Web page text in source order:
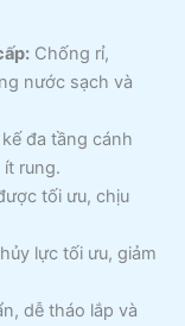
Chống rỉ,
nước sạch và
đa tầng cánh
rung.
tối ưu, chịu
lực tối ưu, giảm
dễ tháo lắp và